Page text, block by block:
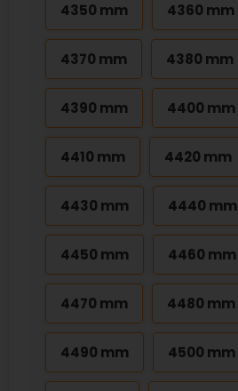
4350 mm 4360 mm
4370 mm 4380 mm
4390 mm 4400 mm
4410 mm 4420 mm
4430 mm 4440 mm
4450 mm 4460 mm
4470 mm 4480 mm
4490 mm 4500 mm